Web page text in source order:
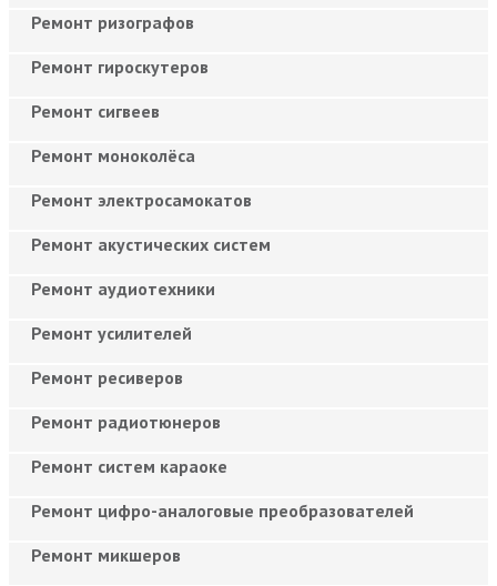
Ремонт ризографов
Ремонт гироскутеров
Ремонт сигвеев
Ремонт моноколёса
Ремонт электросамокатов
Ремонт акустических систем
Ремонт аудиотехники
Ремонт усилителей
Ремонт ресиверов
Ремонт радиотюнеров
Ремонт систем караоке
Ремонт цифро-аналоговые преобразователей
Ремонт микшеров